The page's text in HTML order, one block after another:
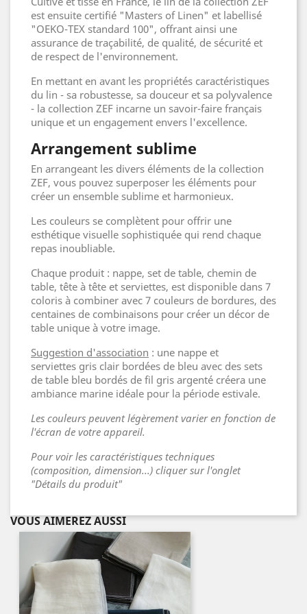
est ensuite certifié "Masters of Linen" et labellisé
"OEKO-TEX standard 100", offrant ainsi une
assurance de traçabilité, de qualité, de sécurité et
de respect de l'environnement.
En mettant en avant les propriétés caractéristiques
du lin - sa robustesse, sa douceur et sa polyvalence
- la collection ZEF incarne un savoir-faire français
unique et un engagement envers l'excellence.
Arrangement sublime
En arrangeant les divers éléments de la collection
ZEF, vous pouvez superposer les éléments pour
créer un ensemble sublime et harmonieux.
Les couleurs se complètent pour offrir une
esthétique visuelle sophistiquée qui rend chaque
repas inoubliable.
Chaque produit : nappe, set de table, chemin de
table, tête à tête et serviettes, est disponible dans 7
coloris à combiner avec 7 couleurs de bordures, des
centaines de combinaisons pour créer un décor de
table unique à votre image.
Suggestion d'association : une nappe et
serviettes gris clair bordées de bleu avec des sets
de table bleu bordés de fil gris argenté créera une
ambiance marine idéale pour la période estivale.
Les couleurs peuvent légèrement varier en fonction de
l'écran de votre appareil.
Pour voir les caractéristiques techniques
(composition, dimension...) cliquer sur l'onglet
"Détails du produit"
VOUS AIMEREZ AUSSI